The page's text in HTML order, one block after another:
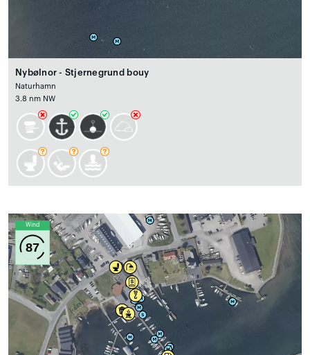
Nybølnor - Stjernegrund bouy
Naturhamn
3.8 nm NW
Wind
87